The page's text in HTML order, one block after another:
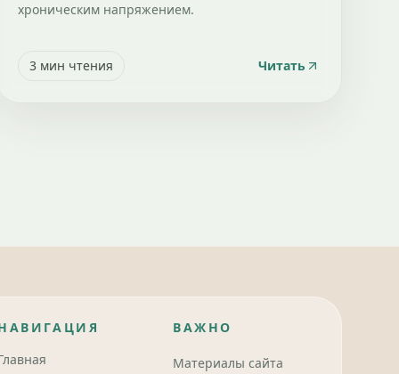
хроническим напряжением.
3мин чтения Читать
ВАЖНО
Материалы сайта